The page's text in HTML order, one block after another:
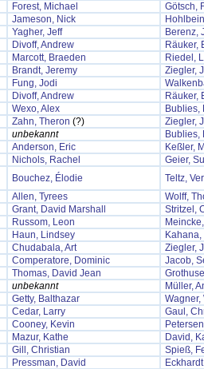
Forest, Michael
Götsch,
Jameson, Nick
Yagher, Jeff
Berenz,
Divoff, Andrew
Räuker,
Marcott, Braeden
Riedel,
Brandt, Jeremy
Ziegler,
Fung, Jodi
Divoff, Andrew
Räuker,
Wexo, Alex
Bublies,
Zahn, Theron (?)
Ziegler,
unbekannt
Bublies,
Anderson, Eric
Keßler,
Nichols, Rachel
Geier,
Bouchez, Élodie
Teltz,
Allen, Tyrees
Wolff,
Grant, David Marshall
Stritzel,
Russom, Leon
Haun, Lindsey
Kahana,
Chudabala, Art
Ziegler,
Comperatore, Dominic
Jacob,
Thomas, David Jean
unbekannt
Müller,
Getty, Balthazar
Wagner,
Cedar, Larry
Gaul,
Cooney, Kevin
Mazur, Kathe
David,
Gill, Christian
Spieß,
Pressman, David